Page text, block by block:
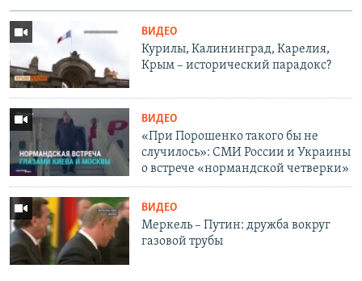
ВИДЕО
Курилы, Калининград, Карелия,
Крым – исторический парадокс?
ВИДЕО
«При Порошенко такого бы не
случилось»: СМИ России и Украины
о встрече «нормандской четверки»
ВИДЕО
Меркель – Путин: дружба вокруг
газовой трубы